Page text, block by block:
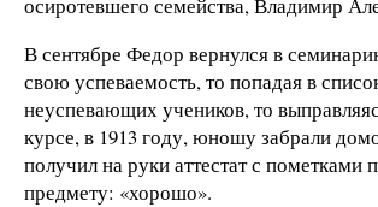
В сентябре Федор вернулся в
свою успеваемость, то попадая в
неуспевающих учеников, то
курсе, в 1913 году, юношу забрали
получил на руки аттестат с пометками
предмету: «хорошо».